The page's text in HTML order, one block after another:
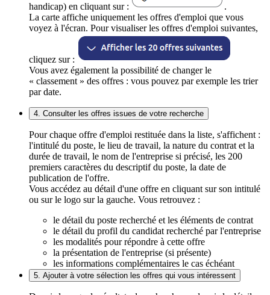
handicap) en cliquant sur :
.
La carte affiche uniquement les offres d'emploi que vous
voyez à l'écran. Pour visualiser les offres d'emploi suivantes,
cliquez sur :
Vous avez également la possibilité de changer le
« classement » des offres : vous pouvez par exemple les trier
par date.
4. Consulter les offres issues de votre recherche
Pour chaque offre d'emploi restituée dans la liste, s'affichent :
l'intitulé du poste, le lieu de travail, la nature du contrat et la
durée de travail, le nom de l'entreprise si précisé, les 200
premiers caractères du descriptif du poste, la date de
publication de l'offre.
Vous accédez au détail d'une offre en cliquant sur son intitulé
ou sur le logo sur la gauche. Vous retrouvez :
le détail du poste recherché et les éléments de contrat
le détail du profil du candidat recherché par l'entreprise
les modalités pour répondre à cette offre
la présentation de l'entreprise (si présente)
les informations complémentaires le cas échéant
5. Ajouter à votre sélection les offres qui vous intéressent